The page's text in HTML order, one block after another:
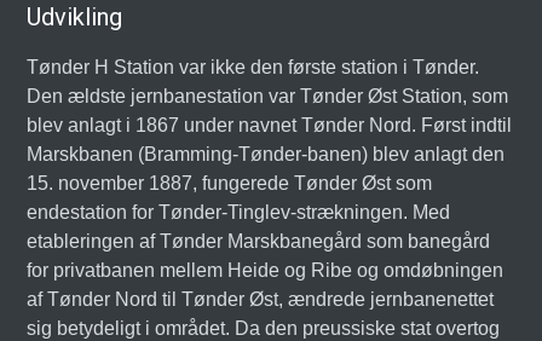
Udvikling
Tønder H Station var ikke den første station i Tønder.
Den ældste jernbanestation var Tønder Øst Station, som
blev anlagt i 1867 under navnet Tønder Nord. Først indtil
Marskbanen (Bramming-Tønder-banen) blev anlagt den
15. november 1887, fungerede Tønder Øst som
endestation for Tønder-Tinglev-strækningen. Med
etableringen af Tønder Marskbanegård som banegård
for privatbanen mellem Heide og Ribe og omdøbningen
af Tønder Nord til Tønder Øst, ændrede jernbanenettet
sig betydeligt i området. Da den preussiske stat overtog